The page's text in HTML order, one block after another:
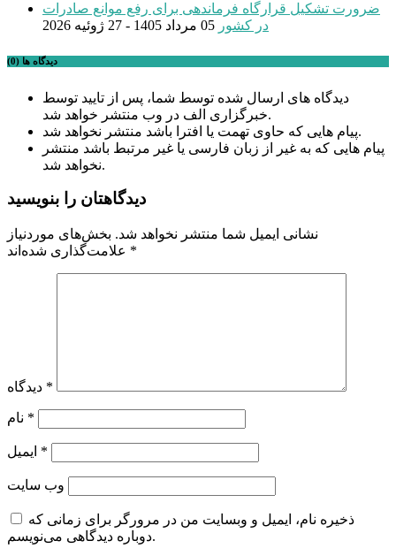
ضرورت تشکیل قرارگاه فرماندهی برای رفع موانع صادرات
در کشور 05 مرداد 1405 - 27 ژوئیه 2026
دیدگاه ها (0)
دیدگاه های ارسال شده توسط شما، پس از تایید توسط
خبرگزاری الف در وب منتشر خواهد شد.
پیام هایی که حاوی تهمت یا افترا باشد منتشر نخواهد شد.
پیام هایی که به غیر از زبان فارسی یا غیر مرتبط باشد منتشر
نخواهد شد.
دیدگاهتان را بنویسید
نشانی ایمیل شما منتشر نخواهد شد. بخش‌های موردنیاز
*
*
*
*
وب‌ سایت
ذخیره نام، ایمیل و وبسایت من در مرورگر برای زمانی که
دوباره دیدگاهی می‌نویسم.